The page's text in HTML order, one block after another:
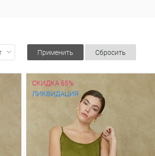
Применить Сбросить
СКИДКА 55%
ЛИКВИДАЦИЯ